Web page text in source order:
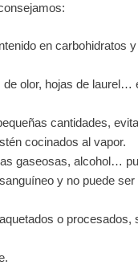
en carbohidratos
olor, hojas de laurel…
cantidades,
cocinados al vapor.
gaseosas, alcohol…
y no puede
o procesados,